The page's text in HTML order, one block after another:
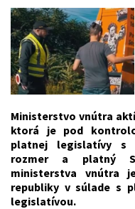
Ministerstvo vnútra
ktorá je pod
platnej legislatívy s
rozmer a platný
ministerstva vnútra
republiky v súlade s
legislatívou.